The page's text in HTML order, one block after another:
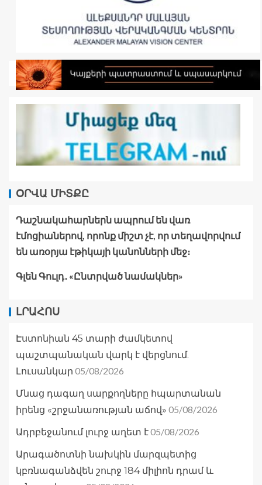
ՕՐՎԱ ՄԻՏՔԸ
Դաշնակահարներն ապրում են վառ
էմոցիաներով, որոնք միշտ չէ, որ տեղավորվում
են առօրյա էթիկայի կանոնների մեջ։
Գլեն Գուլդ․ «Ընտրված նամակներ»
ԼՐԱՀՈՍ
Էստոնիան 45 տարի ժամկետով
պաշտպանական վարկ է վերցնում.
Լուսանկար 05/08/2026
Մնաց դագաղ սարքողները հպարտանան
իրենց «շրջանառության աճով» 05/08/2026
Ադրբեջանում լուրջ աղետ է05/08/2026
Արագածոտնի նախկին մարզպետից
կբռնագանձվեն շուրջ 184 միլիոն դրամ և